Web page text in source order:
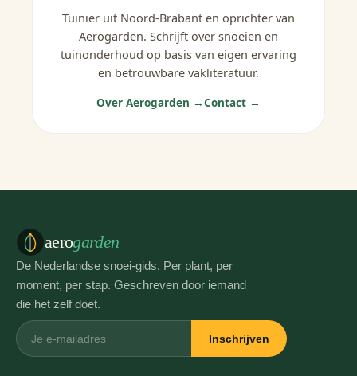
Tuinier uit Noord-Brabant en oprichter van
Aerogarden. Schrijft over snoeien en
tuinonderhoud op basis van eigen ervaring
en betrouwbare vakliteratuur.
Over Aerogarden →Contact →
aerogarden
De Nederlandse snoei-gids. Per plant, per
moment, per stap. Geschreven door iemand
die het zelf doet.
Inschrijven